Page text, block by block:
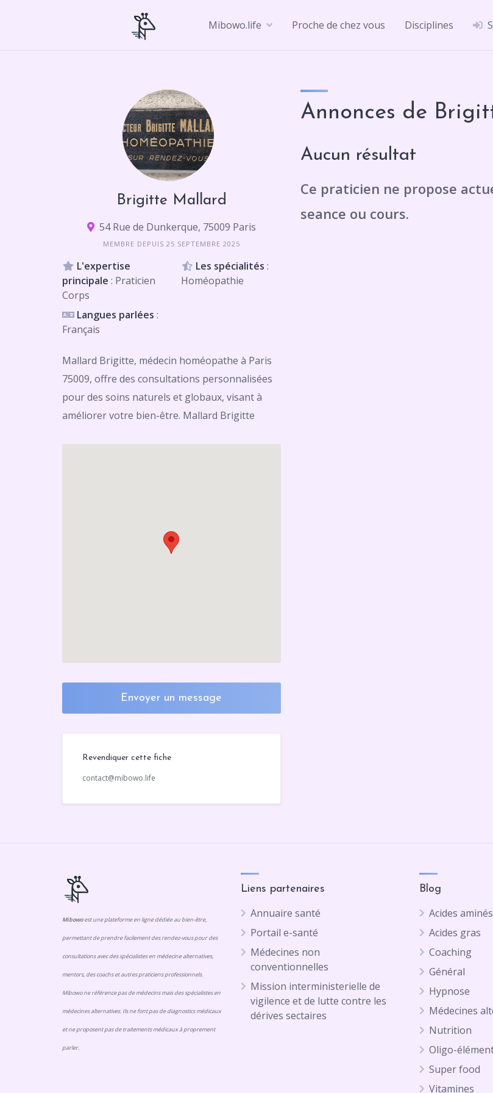
Mibowo.life Proche de chez vous Disciplines
Brigitte Mallard
54 Rue de Dunkerque, 75009 Paris
MEMBRE DEPUIS 25 SEPTEMBRE 2025
L'expertise
principale : Praticien
Corps
Les spécialités :
Homéopathie
Langues parlées :
Français
Mallard Brigitte, médecin homéopathe à Paris
75009, offre des consultations personnalisées
pour des soins naturels et globaux, visant à
améliorer votre bien-être. Mallard Brigitte
Envoyer un message
Revendiquer cette fiche
contact@mibowo.life
Annonces de
Aucun résultat
Mibowoest une plateforme en ligne dédiée au bien-être,
permettant de prendre facilement des rendez-vous pour des
consultations avec des spécialistes en médecine alternatives,
mentors, des coachs et autres praticiens professionnels.
Mibowo ne référence pas de médecins mais des spécialistes en
médecines alternatives. Ils ne font pas de diagnostics médicaux
et ne proposent pas de traitements médicaux à proprement
parler.
Liens partenaires
Annuaire santé
Portail e-santé
Médecines non
conventionnelles
Mission interministerielle de
vigilence et de lutte contre les
dérives sectaires
Blog
Acides aminés
Acides gras
Coaching
Général
Hypnose
Médecines
Nutrition
Oligo-
Super food
Vitamines